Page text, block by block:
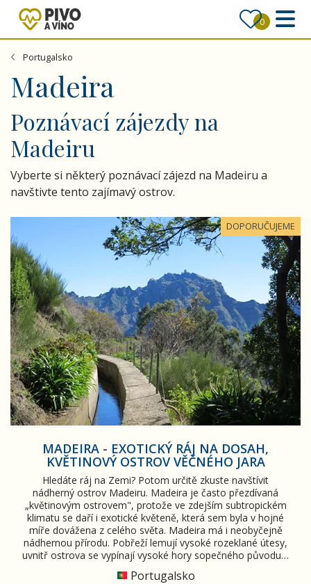
0
Portugalsko
Madeira
Poznávací zájezdy na
Madeiru
Vyberte si některý poznávací zájezd na Madeiru a
navštivte tento zajímavý ostrov.
DOPORUČUJEME
Madeira - exotický ráj na dosah, květinový ostrov
MADEIRA - EXOTICKÝ RÁJ NA DOSAH,
KVĚTINOVÝ OSTROV VĚČNÉHO JARA
Hledáte ráj na Zemi? Potom určitě zkuste navštívit
nádherný ostrov Madeiru. Madeira je často přezdívaná
„květinovým ostrovem", protože ve zdejším subtropickém
klimatu se daří i exotické květeně, která sem byla v hojné
míře dovážena z celého světa. Madeira má i neobyčejně
nádhernou přírodu. Pobřeží lemují vysoké rozeklané útesy,
uvnitř ostrova se vypínají vysoké hory sopečného původu…
Portugalsko